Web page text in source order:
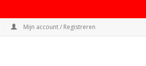
Mijn account / Registreren